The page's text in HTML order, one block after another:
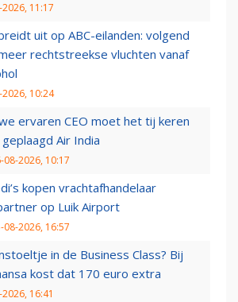
11:17
uit op ABC-eilanden: volgend
rechtstreekse vluchten vanaf
2026, 10:24
ervaren CEO moet het tij keren
Air India
08-2026, 10:17
kopen vrachtafhandelaar
op Luik Airport
08-2026, 16:57
in de Business Class? Bij
kost dat 170 euro extra
16:41